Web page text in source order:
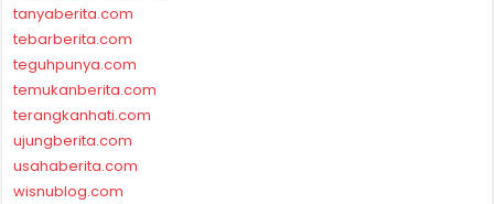
tanyaberita.com
tebarberita.com
teguhpunya.com
temukanberita.com
terangkanhati.com
ujungberita.com
usahaberita.com
wisnublog.com